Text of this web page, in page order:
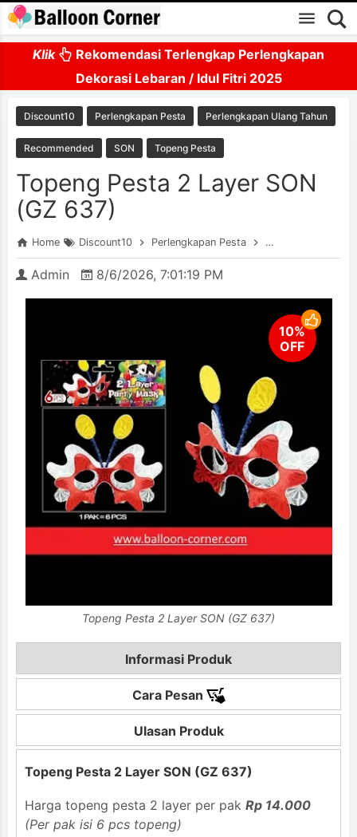
Skip to main content
Klik
Rekomendasi Terlengkap Perlengkapan
Dekorasi Lebaran / Idul Fitri 2025
Discount10 Perlengkapan Pesta Perlengkapan Ulang Tahun
Recommended SON Topeng Pesta
Topeng Pesta 2 Layer SON
(GZ 637)
Home Discount10 Perlengkapan Pesta Perlengkapan
Admin 8/6/2026, 7:01:19 PM
Topeng Pesta 2 Layer SON (GZ 637)
Informasi Produk
Topeng Pesta 2 Layer SON (GZ 637)
Harga topeng pesta 2 layer per pak Rp 14.000
(Per pak isi 6 pcs topeng)
Cara Pesan
Ulasan Produk